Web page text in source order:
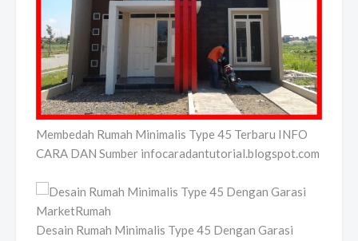
Membedah Rumah Minimalis Type 45 Terbaru INFO
CARA DAN Sumber infocaradantutorial.blogspot.com
Desain Rumah Minimalis Type 45 Dengan Garasi